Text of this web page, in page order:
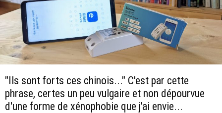
"Ils sont forts ces chinois..." C'est par cette
phrase, certes un peu vulgaire et non dépourvue
d'une forme de xénophobie que j'ai envie...